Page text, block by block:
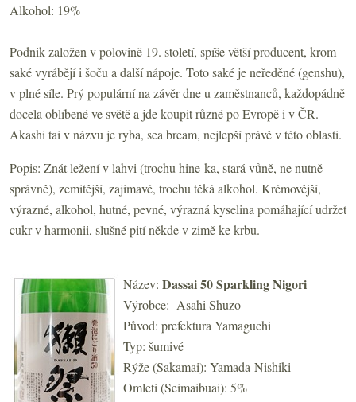
Alkohol: 19%
Podnik založen v polovině 19. století, spíše větší producent, krom
saké vyrábějí i šoču a další nápoje. Toto saké je neředěné (genshu),
v plné síle. Prý populární na závěr dne u zaměstnanců, každopádně
docela oblíbené ve světě a jde koupit různé po Evropě i v ČR.
Akashi tai v názvu je ryba, sea bream, nejlepší právě v této oblasti.
Popis: Znát ležení v lahvi (trochu hine-ka, stará vůně, ne nutně
správně), zemitější, zajímavé, trochu těká alkohol. Krémovější,
výrazné, alkohol, hutné, pevné, výrazná kyselina pomáhající udržet
cukr v harmonii, slušné pití někde v zimě ke krbu.
Název: Dassai 50 Sparkling Nigori
Výrobce: Asahi Shuzo
Původ: prefektura Yamaguchi
Typ: šumivé
Rýže (Sakamai): Yamada-Nishiki
Omletí (Seimaibuai): 5%